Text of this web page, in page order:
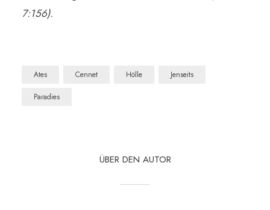
7:156).
Ates Cennet Hölle Jenseits
Paradies
ÜBER DEN AUTOR